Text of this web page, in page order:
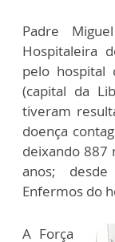
Padre
Hospitaleira
pelo hospital
(capital da
tiveram
doença
deixando 887
anos;
Enfermos do
A Força